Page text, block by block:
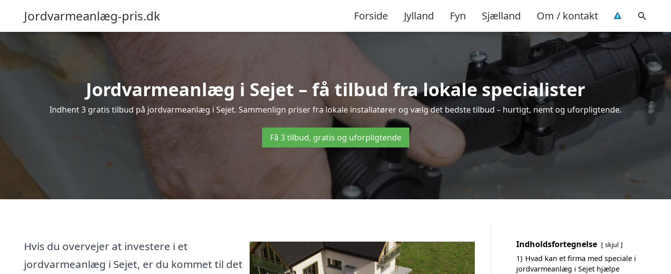
Jordvarmeanlæg-pris.dk Forside Jylland Fyn Sjælland Om / kontakt
Jordvarmeanlæg i Sejet – få tilbud fra lokale specialister
Indhent 3 gratis tilbud på jordvarmeanlæg i Sejet. Sammenlign priser fra lokale installatører og vælg det bedste tilbud – hurtigt, nemt og uforpligtende.
Få 3 tilbud, gratis og uforpligtende
Hvis du overvejer at investere i et
jordvarmeanlæg i Sejet, er du kommet til det
Indholdsfortegnelse skjul
1) Hvad kan et firma med speciale i
jordvarmeanlæg i Sejet hjælpe